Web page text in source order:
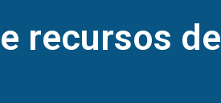
recursos de